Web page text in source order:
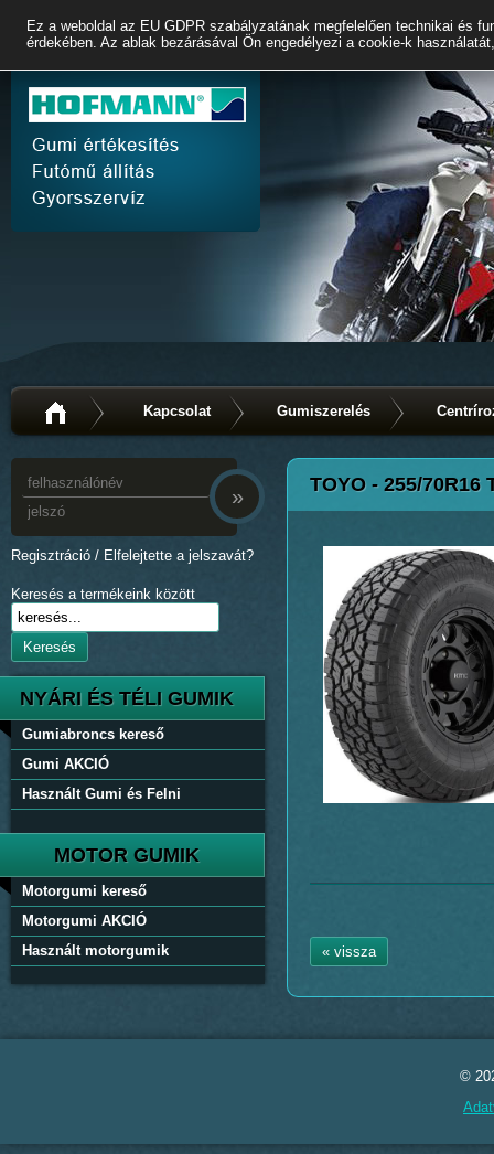
Kapcsolat Gumiszerelés
»
Regisztráció / Elfelejtette a jelszavát?
Keresés a termékeink között
Keresés
NYÁRI ÉS TÉLI GUMIK
Gumiabroncs kereső
Gumi AKCIÓ
Használt Gumi és Felni
MOTOR GUMIK
Motorgumi kereső
Motorgumi AKCIÓ
Használt motorgumik
TOYO - 255/70R16
« vissza
©
Ez a weboldal az EU GDPR szabályzatának megfelelően technikai és
érdekében. Az ablak bezárásával Ön engedélyezi a cookie-k